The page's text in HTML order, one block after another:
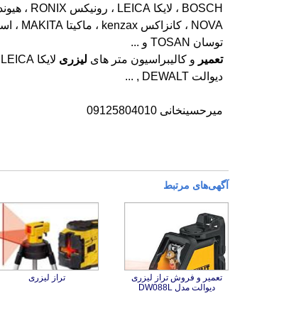
توسان TOSAN و ...
تعمیر و کالیبراسیون متر های لیزری
دیوالت DEWALT , ...
میرحسینخانی 09125804010
آگهی‌های مرتبط
تعمیر و فروش تراز لیزری
دیوالت مدل DW088L
تراز لیزری